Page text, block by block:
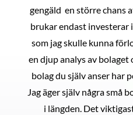
gengäld en större chans
brukar endast investerar
som jag skulle kunna
en djup analys av
bolag du själv anser har
Jag äger själv några små
i längden. Det